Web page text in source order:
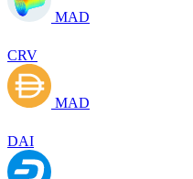
MAD
CRV
MAD
DAI